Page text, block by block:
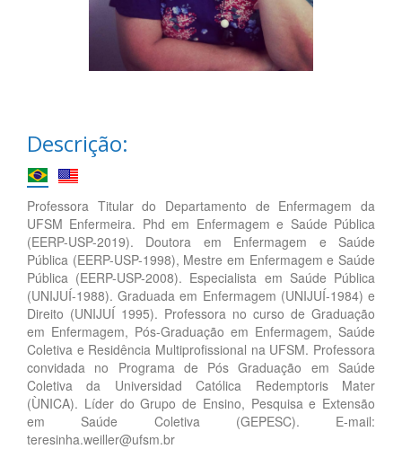
Descrição:
Professora Titular do Departamento de Enfermagem da
UFSM Enfermeira. Phd em Enfermagem e Saúde Pública
(EERP-USP-2019). Doutora em Enfermagem e Saúde
Pública (EERP-USP-1998), Mestre em Enfermagem e Saúde
Pública (EERP-USP-2008). Especialista em Saúde Pública
(UNIJUÍ-1988). Graduada em Enfermagem (UNIJUÍ-1984) e
Direito (UNIJUÍ 1995). Professora no curso de Graduação
em Enfermagem, Pós-Graduação em Enfermagem, Saúde
Coletiva e Residência Multiprofissional na UFSM. Professora
convidada no Programa de Pós Graduação em Saúde
Coletiva da Universidad Católica Redemptoris Mater
(ÙNICA). Líder do Grupo de Ensino, Pesquisa e Extensão
em Saúde Coletiva (GEPESC). E-mail:
teresinha.weiller@ufsm.br